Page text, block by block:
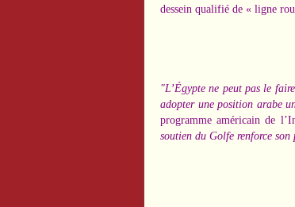
dessein qualifié de « ligne
"L’Égypte ne peut pas le
adopter une position arabe
programme américain de
soutien du Golfe renforce